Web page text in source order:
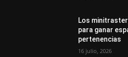
Los
para ganar
pertenencias
16 julio, 2026